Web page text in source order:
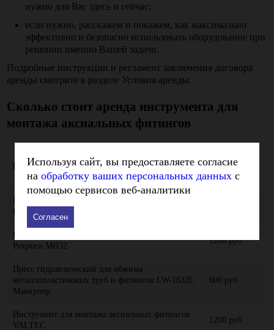
нужно для Вас здесь и сейчас;
если нужно, расскажем и покажем, как максимально
эффективно и безопасно использовать оборудование при
решении именно Вашей задачи.
Подробные инструкции и регламент заключения договора
аренды смотрите в разделе Условия аренды.
Сколько стоит аренда инструмента для
монтажа аксиальных фитингов
Наименование
аренды в
сутки
PRO AQUA AXTOOL-1632
Pexpress MH32
1200 руб.
Пресс гидравлический для обжима
металлопластиковых труб и фитингов LW-1632L
Манкупер
600 руб.
Инструмент для монтажа аксиальных фитингов
VALTEC
1200 руб.
Используя сайт, вы предоставляете согласие
на обработку ваших персональных данных с
помощью сервисов веб-аналитики
Согласен